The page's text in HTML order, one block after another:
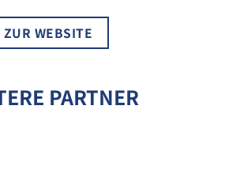
ZUR WEBSITE
PARTNER